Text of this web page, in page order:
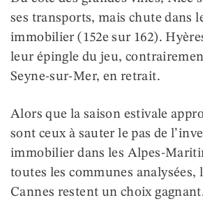
ses transports, mais chute dans
immobilier (152e sur 162).
leur épingle du jeu,
Seyne-sur-Mer, en retrait.
Alors que la saison estivale
sont ceux à sauter le pas de
immobilier dans les Alpes-
toutes les communes analysées,
Cannes restent un choix